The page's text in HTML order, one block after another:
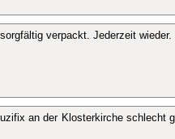
verpackt. Jederzeit wieder.
an der Klosterkirche schlecht